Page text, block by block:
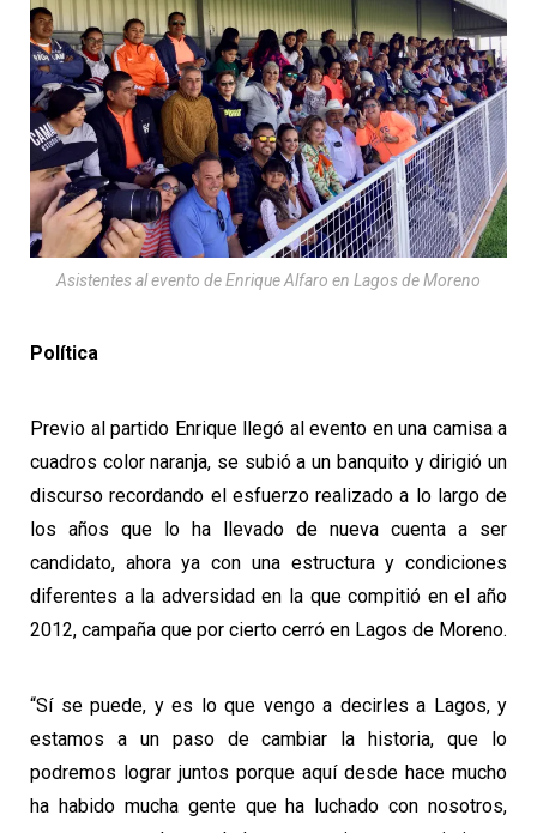
Asistentes al evento de Enrique Alfaro en Lagos de Moreno
Política
Previo al partido Enrique llegó al evento en una camisa a
cuadros color naranja, se subió a un banquito y dirigió un
discurso recordando el esfuerzo realizado a lo largo de
los años que lo ha llevado de nueva cuenta a ser
candidato, ahora ya con una estructura y condiciones
diferentes a la adversidad en la que compitió en el año
2012, campaña que por cierto cerró en Lagos de Moreno.
“Sí se puede, y es lo que vengo a decirles a Lagos, y
estamos a un paso de cambiar la historia, que lo
podremos lograr juntos porque aquí desde hace mucho
ha habido mucha gente que ha luchado con nosotros,